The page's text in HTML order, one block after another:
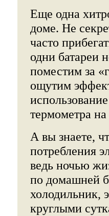
Еще одна
доме. Не
часто
одни батареи
поместим за
ощутим
термометра
А вы знаете,
потребления
ведь ночью
по домашней
холодильник,
круглыми